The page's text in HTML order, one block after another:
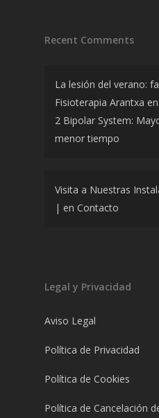
Recent Comments
La lesión del verano:
Fisioterapia Arantxa en
2 Bipolar System:
menor tiempo
Visita a Nuestras
| en Contacto
Legal y Privacidad
Aviso Legal
Política de Privacidad
Política de Cookies
Política de Cancelación